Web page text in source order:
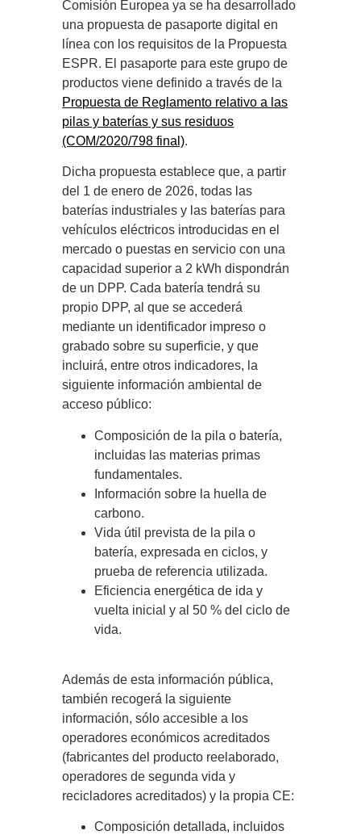
Comisión Europea ya se ha desarrollado
una propuesta de pasaporte digital en
línea con los requisitos de la Propuesta
ESPR. El pasaporte para este grupo de
productos viene definido a través de la
Propuesta de Reglamento relativo a las
pilas y baterías y sus residuos
(COM/2020/798 final).
Dicha propuesta establece que, a partir
del 1 de enero de 2026, todas las
baterías industriales y las baterías para
vehículos eléctricos introducidas en el
mercado o puestas en servicio con una
capacidad superior a 2 kWh dispondrán
de un DPP. Cada batería tendrá su
propio DPP, al que se accederá
mediante un identificador impreso o
grabado sobre su superficie, y que
incluirá, entre otros indicadores, la
siguiente información ambiental de
acceso público:
Composición de la pila o batería,
incluidas las materias primas
fundamentales.
Información sobre la huella de
carbono.
Vida útil prevista de la pila o
batería, expresada en ciclos, y
prueba de referencia utilizada.
Eficiencia energética de ida y
vuelta inicial y al 50 % del ciclo de
vida.
Además de esta información pública,
también recogerá la siguiente
información, sólo accesible a los
operadores económicos acreditados
(fabricantes del producto reelaborado,
operadores de segunda vida y
recicladores acreditados) y la propia CE:
Composición detallada, incluidos